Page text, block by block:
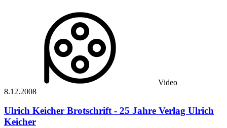
Video
8.12.2008
Ulrich Keicher Brotschrift - 25 Jahre Verlag Ulrich
Keicher